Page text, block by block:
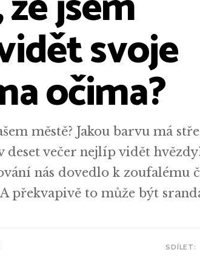
svoje
očima?
městě? Jakou barvu má
deset večer nejlíp vidět
nás dovedlo k zoufalému
překvapivě to může být
SDÍLET: